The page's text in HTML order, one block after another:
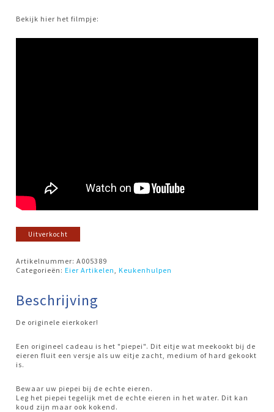
Bekijk hier het filmpje:
Uitverkocht
Artikelnummer:A005389
Categorieën:Eier Artikelen ,Keukenhulpen
Beschrijving
De originele eierkoker!
Een origineel cadeau is het "piepei". Dit eitje wat meekookt bij de
eieren fluit een versje als uw eitje zacht, medium of hard gekookt
is.
Bewaar uw piepei bij de echte eieren.
Leg het piepei tegelijk met de echte eieren in het water. Dit kan
koud zijn maar ook kokend.